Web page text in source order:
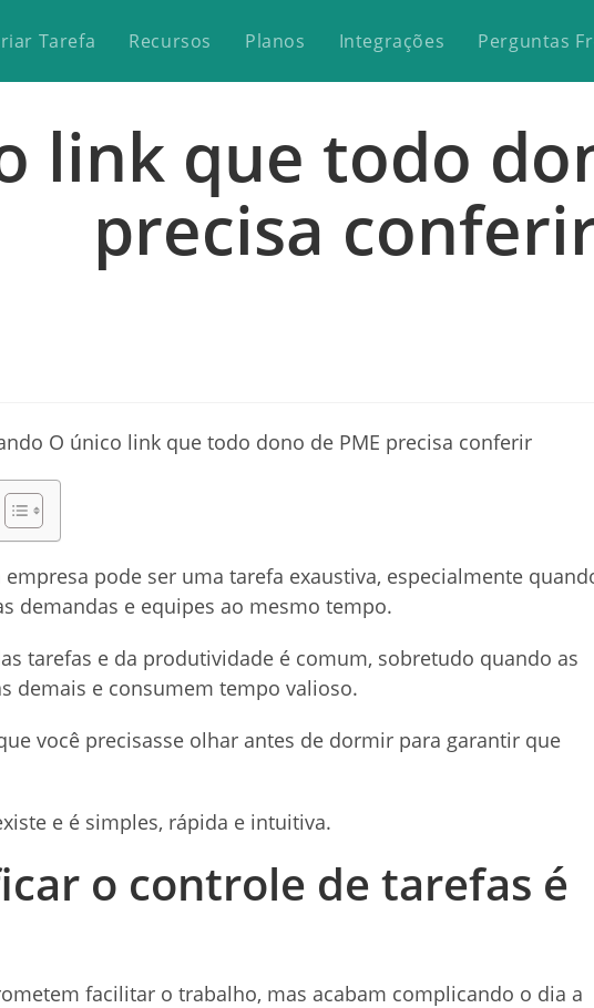
Tarefa Recursos Planos Integrações Perguntas
link que todo
precisa
pode ser uma tarefa exaustiva, especialmente
demandas e equipes ao mesmo tempo.
tarefas e da produtividade é comum, sobretudo quando as
demais e consumem tempo valioso.
você precisasse olhar antes de dormir para garantir que
e é simples, rápida e intuitiva.
o controle de tarefas é
facilitar o trabalho, mas acabam complicando o dia a